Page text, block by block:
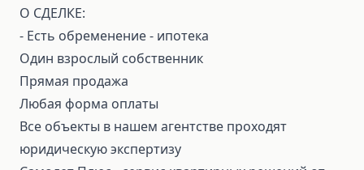
О СДЕЛКЕ:
- Есть обременение - ипотека
Один взрослый собственник
Прямая продажа
Любая форма оплаты
Все объекты в нашем агентстве проходят
юридическую экспертизу